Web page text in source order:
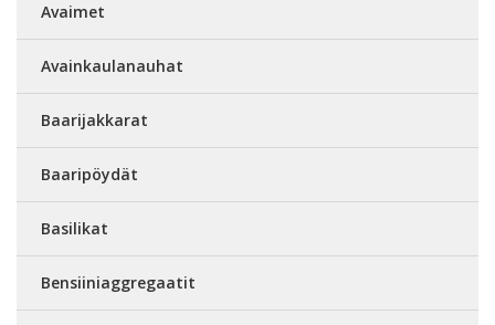
Avaimet
Avainkaulanauhat
Baarijakkarat
Baaripöydät
Basilikat
Bensiiniaggregaatit